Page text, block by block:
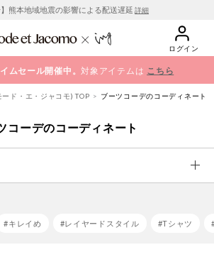
】熊本地域地震の影響による配送遅延 詳細
ログイン
ムセール開催中。対象アイテムは こちら
ド・エ・ジャコモ) TOP ブーツコーデのコーディネート
コーデのコーディネート
#キレイめ #レイヤードスタイル #Tシャツ